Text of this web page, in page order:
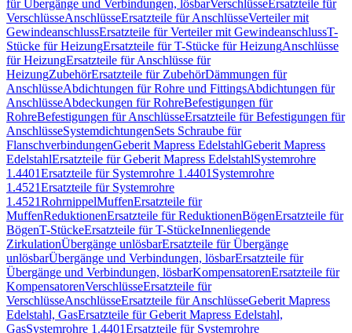
für Übergänge und Verbindungen, lösbarVerschlüsseErsatzteile für
VerschlüsseAnschlüsseErsatzteile für AnschlüsseVerteiler mit
GewindeanschlussErsatzteile für Verteiler mit GewindeanschlussT-
Stücke für HeizungErsatzteile für T-Stücke für HeizungAnschlüsse
für HeizungErsatzteile für Anschlüsse für
HeizungZubehörErsatzteile für ZubehörDämmungen für
AnschlüsseAbdichtungen für Rohre und FittingsAbdichtungen für
AnschlüsseAbdeckungen für RohreBefestigungen für
RohreBefestigungen für AnschlüsseErsatzteile für Befestigungen für
AnschlüsseSystemdichtungenSets Schraube für
FlanschverbindungenGeberit Mapress EdelstahlGeberit Mapress
EdelstahlErsatzteile für Geberit Mapress EdelstahlSystemrohre
1.4401Ersatzteile für Systemrohre 1.4401 Systemrohre
1.4521Ersatzteile für Systemrohre
1.4521RohrnippelMuffenErsatzteile für
MuffenReduktionenErsatzteile für ReduktionenBögenErsatzteile für
BögenT-StückeErsatzteile für T-StückeInnenliegende
ZirkulationÜbergänge unlösbarErsatzteile für Übergänge
unlösbarÜbergänge und Verbindungen, lösbarErsatzteile für
Übergänge und Verbindungen, lösbarKompensatorenErsatzteile für
KompensatorenVerschlüsseErsatzteile für
VerschlüsseAnschlüsseErsatzteile für AnschlüsseGeberit Mapress
Edelstahl, GasErsatzteile für Geberit Mapress Edelstahl,
GasSystemrohre 1.4401Ersatzteile für Systemrohre